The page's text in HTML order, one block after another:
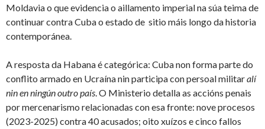
Moldavia o que evidencia o aillamento imperial na súa teima de
continuar contra Cuba o estado de sitio máis longo da historia
contemporánea.
A resposta da Habana é categórica: Cuba non forma parte do
conflito armado en Ucraína nin participa con persoal militaralí
nin en ningún outro país. O Ministerio detalla as accións penais
por mercenarismo relacionadas con esa fronte: nove procesos
(2023-2025) contra 40 acusados; oito xuízos e cinco fallos